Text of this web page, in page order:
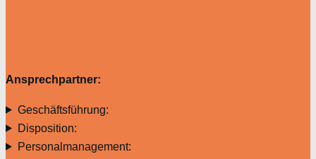
Ansprechpartner:
Geschäftsführung:
Disposition:
Personalmanagement: